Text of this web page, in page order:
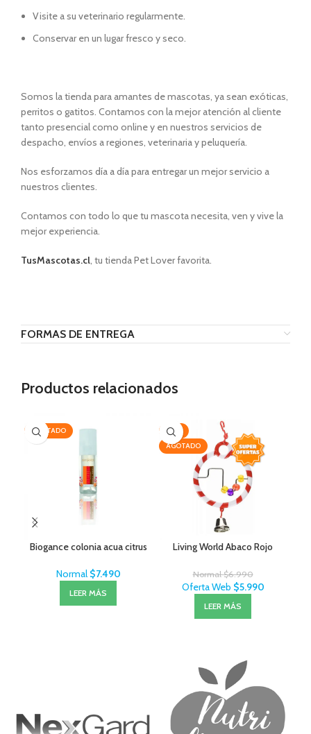
Visite a su veterinario regularmente.
Conservar en un lugar fresco y seco.
Somos la tienda para amantes de mascotas, ya sean exóticas,
perritos o gatitos. Contamos con la mejor atención al cliente
tanto presencial como online y en nuestros servicios de
despacho, envíos a regiones, veterinaria y peluquería.
Nos esforzamos día a día para entregar un mejor servicio a
nuestros clientes.
Contamos con todo lo que tu mascota necesita, ven y vive la
mejor experiencia.
TusMascotas.cl, tu tienda Pet Lover favorita.
FORMAS DE ENTREGA
Productos relacionados
AGOTADO
Biogance colonia acua citrus
Normal $7.490
LEER MÁS
-14%
AGOTADO
Living World Abaco Rojo
Normal$6.990
Oferta Web $5.990
LEER MÁS